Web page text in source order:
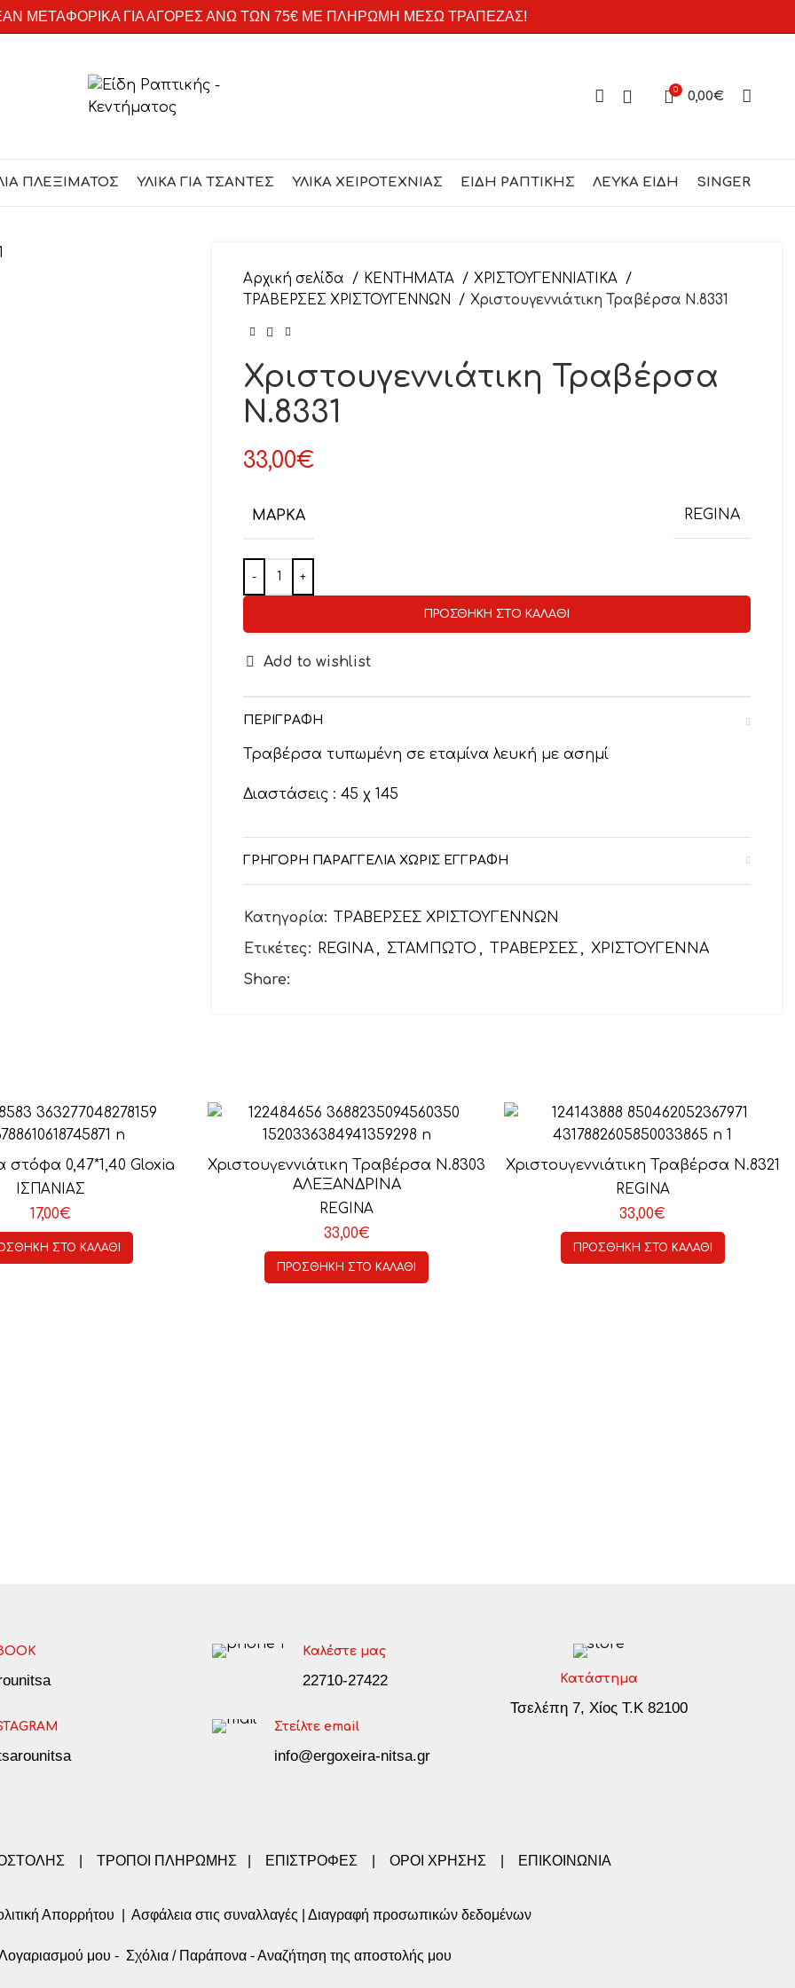
ΜΕΤΑΦΟΡΙΚΑ ΓΙΑ ΑΓΟΡΕΣ ΑΝΩ ΤΩΝ 75€ ΜΕ ΠΛΗΡΩΜΗ ΜΕΣΩ ΤΡΑΠΕΖΑΣ!
0 0,00€
ΠΛΕΞΙΜΑΤΟΣ ΥΛΙΚΑ ΓΙΑ ΤΣΑΝΤΕΣ ΥΛΙΚΑ ΧΕΙΡΟΤΕΧΝΙΑΣ ΕΙΔΗ ΡΑΠΤΙΚΗΣ ΛΕΥΚΑ ΕΙΔΗ SINGER
Αρχική σελίδα ΚΕΝΤΗΜΑΤΑ
ΧΡΙΣΤΟΥΓΕΝΝΙΑΤΙΚΑ
ΤΡΑΒΕΡΣΕΣ ΧΡΙΣΤΟΥΓΕΝΝΩΝ
Χριστουγεννιάτικη Τραβέρσα Ν.8331
Χριστουγεννιάτικη Τραβέρσα
Ν.8331
33,00€
ΜΆΡΚΑ REGINA
ΠΡΟΣΘΉΚΗ ΣΤΟ ΚΑΛΆΘΙ
Add to wishlist
ΠΕΡΙΓΡΑΦΉ
Τραβέρσα τυπωμένη σε εταμίνα λευκή με ασημί
Διαστάσεις : 45 χ 145
ΓΡΗΓΟΡΗ ΠΑΡΑΓΓΕΛΙΑ ΧΩΡΙΣ ΕΓΓΡΑΦΗ
Κατηγορία: ΤΡΑΒΕΡΣΕΣ ΧΡΙΣΤΟΥΓΕΝΝΩΝ
Ετικέτες:
REGINA ΣΤΑΜΠΩΤΟ ΤΡΑΒΕΡΣΕΣ
ΧΡΙΣΤΟΥΓΕΝΝΑ
Share:
στόφα 0,47*1,40 Gloxia
ΙΣΠΑΝΙΑΣ
17,00€
ΣΤΟ ΚΑΛΆΘΙ
Χριστουγεννιάτικη Τραβέρσα Ν.8303
ΑΛΕΞΑΝΔΡΙΝΑ
REGINA
33,00€
ΠΡΟΣΘΉΚΗ ΣΤΟ ΚΑΛΆΘΙ
Χριστουγεννιάτικη Τραβέρσα Ν.8321
REGINA
33,00€
ΠΡΟΣΘΉΚΗ ΣΤΟ ΚΑΛΆΘΙ
Καλέστε μας
22710-27422
Στείλτε email
info@ergoxeira-nitsa.gr
Κατάστημα
Τσελέπη 7, Χίος Τ.Κ 82100
ΤΡΟΠΟΙ ΠΛΗΡΩΜΗΣ ΕΠΙΣΤΡΟΦΕΣ ΟΡΟΙ ΧΡΗΣΗΣ ΕΠΙΚΟΙΝΩΝΙΑ
Απορρήτου Ασφάλεια στις συναλλαγές Διαγραφή προσωπικών δεδομένων
Λογαριασμού μου - Σχόλια / Παράπονα -Αναζήτηση της αποστολής μου